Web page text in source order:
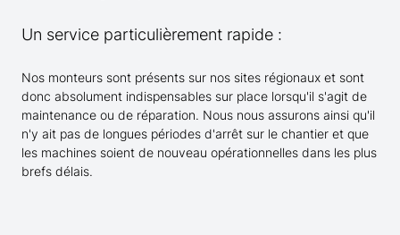
Un service particulièrement rapide :
Nos monteurs sont présents sur nos sites régionaux et sont
donc absolument indispensables sur place lorsqu'il s'agit de
maintenance ou de réparation. Nous nous assurons ainsi qu'il
n'y ait pas de longues périodes d'arrêt sur le chantier et que
les machines soient de nouveau opérationnelles dans les plus
brefs délais.